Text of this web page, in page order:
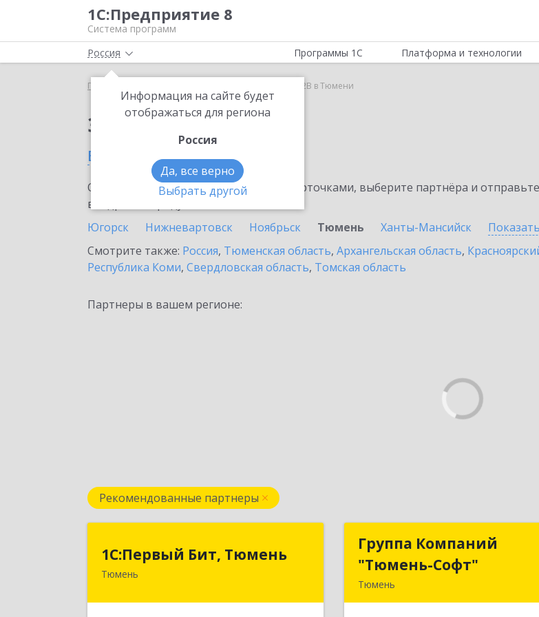
1С:Предприятие 8
Система программ
Россия
Информация на сайте будет
отображаться для региона
Россия
Да, все верно
Выбрать другой
Программы 1С Платформа и технологии
Главная 1С:СБП B2B в Тюмени
Заказать 1С:СБП B2B
в Тюмени
Ознакомьтесь с информационными карточками, выберите партнёра и
внедрение продукта.
Югорск
Нижневартовск Ноябрьск Тюмень Ханты-Мансийск
Смотрите также: Россия, Тюменская область, Архангельская область,
Республика Коми, Свердловская область, Томская область
Партнеры в вашем регионе:
Рекомендованные партнеры
1С:Первый Бит, Тюмень
Тюмень
1С:Первый Бит, Тюмень
625000, Тюменская обл, Тюмень г,
Группа Компаний
"Тюмень-Софт"
Тюмень
Группа
"Тюмень-